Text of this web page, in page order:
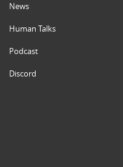
News
Human Talks
Podcast
Discord